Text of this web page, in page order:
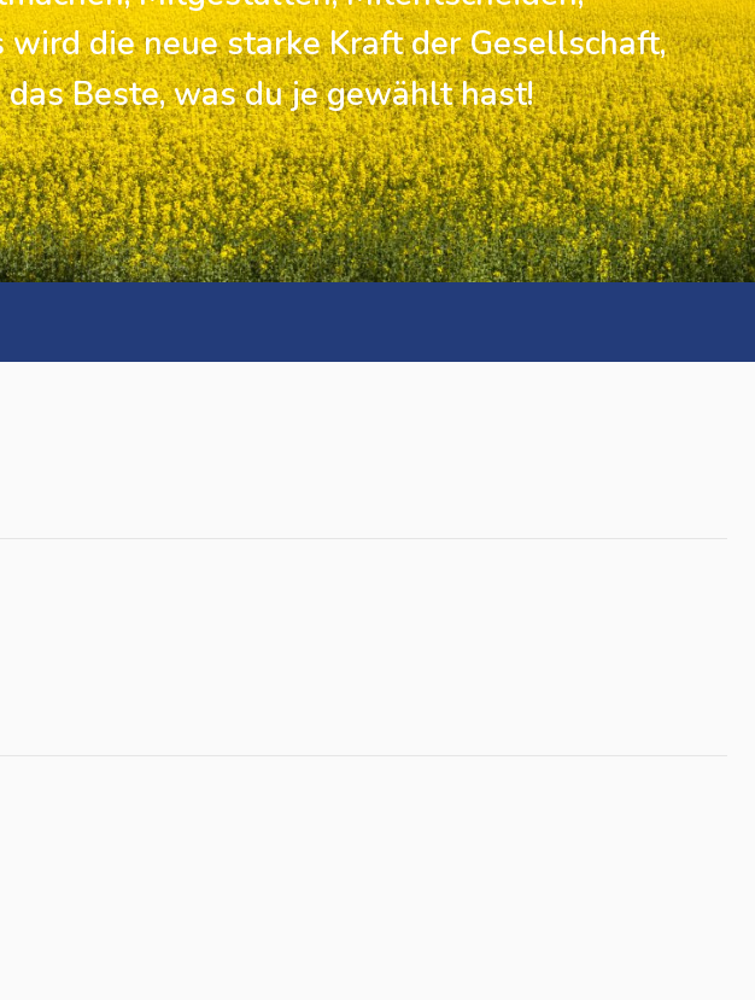
wird die neue starke Kraft der Gesellschaft,
das Beste, was du je gewählt hast!